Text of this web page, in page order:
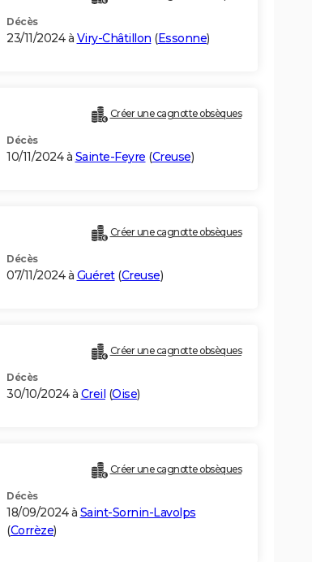
Décès
23/11/2024 à Viry-Châtillon (Essonne)
Créer une cagnotte obsèques
Décès
10/11/2024 à Sainte-Feyre (Creuse)
Créer une cagnotte obsèques
Décès
07/11/2024 à Guéret(Creuse)
Créer une cagnotte obsèques
Décès
30/10/2024 à Creil (Oise)
Créer une cagnotte obsèques
Décès
18/09/2024 à Saint-Sornin-Lavolps
(Corrèze)